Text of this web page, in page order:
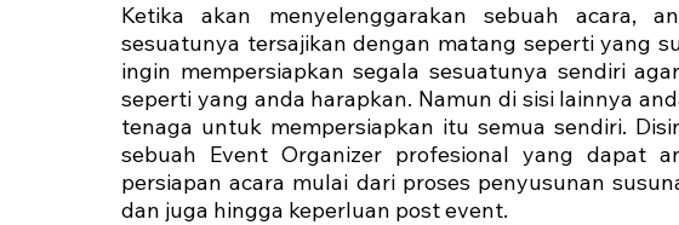
Ketika akan menyelenggarakan sebuah acara,
sesuatunya tersajikan dengan matang seperti yang
ingin mempersiapkan segala sesuatunya sendiri
seperti yang anda harapkan. Namun di sisi lainnya
tenaga untuk mempersiapkan itu semua sendiri.
sebuah Event Organizer profesional yang dapat
persiapan acara mulai dari proses penyusunan
dan juga hingga keperluan post event.